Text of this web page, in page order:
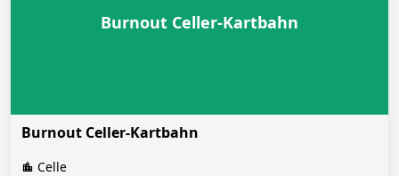
Burnout Celler-Kartbahn
Burnout Celler-Kartbahn
Celle